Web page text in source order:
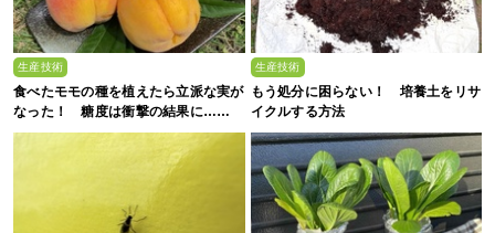
生産技術
食べたモモの種を植えたら立派な実が
なった！ 糖度は衝撃の結果に……
生産技術
もう処分に困らない！ 培養土をリサ
イクルする方法